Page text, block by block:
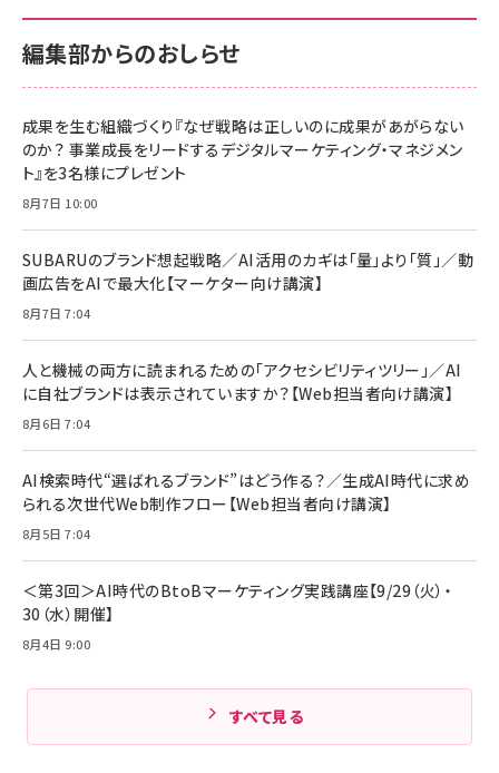
￥880
anan(アンアン)2026/06/24号 No.2500増刊
スペシャルエディション[王道エンタメの矜持／
￥1,100
anan(アンアン)2026/07/08号 No.2502[2026
￥880
ママ投資家が育休中に１億貯めた株式投資
組織の成果を最大化する ルールのデザイン
￥1,980
Amazonランキングをもっと見る
サポート正規品 メーカー保証5年 KLMEA128G
NIMASO ガラスフィルム iPhone 17 用 保護フィ
すい ガイド枠付き いPhone17 (6.3インチ) 対応
2枚セット DSP25F1698
￥1,599
￥6,980
全ワイヤレスイヤホン/アクティブノイズキャンセリ
技術基準適合】ブラック
￥5,990
ケーブル Anker絡まないケーブル 240W 結束バン
ド付き USB PD対応 シリコン素材採用 iPhone
17 / 16 / 15 / Galaxy iPad Pro MacBook
Pro/Air 各種対応 (1.8m ミッドナイトブラック)
￥1,890
サポート正規品 メーカー保証5年 KLMEA128G
Amazon eギフトカード - Amazonロゴ - クラ
￥5,000
Anker PowerLine III Flow USB-C & USB-C
Pro/Air 各種対応 (1.8m ミッドナイトブラック)
￥1,890
サッポロ 生ビール 黒ラベル 350ml 缶 24本 ビー
ル ケース買い【6/30応募〆切! 黒ラベルビヤセラー
￥4,857
編集部からのおしらせ
成果を生む組織づくり『なぜ戦略は正しいのに成果があがらない
のか？ 事業成長をリードするデジタルマーケティング・マネジメン
ト』を3名様にプレゼント
8月7日 10:00
SUBARUのブランド想起戦略／AI活用のカギは「量」より「質」／動
画広告をAIで最大化【マーケター向け講演】
8月7日 7:04
人と機械の両方に読まれるための「アクセシビリティツリー」／AI
に自社ブランドは表示されていますか？【Web担当者向け講演】
8月6日 7:04
AI検索時代“選ばれるブランド”はどう作る？／生成AI時代に求め
られる次世代Web制作フロー【Web担当者向け講演】
8月5日 7:04
＜第3回＞AI時代のBtoBマーケティング実践講座【9/29（火）・
30（水）開催】
8月4日 9:00
すべて見る